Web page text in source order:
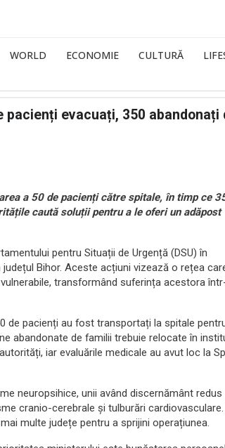
WORLD ECONOMIE CULTURĂ
pacienți evacuați, 350 abandonați
a 50 de pacienți către spitale, în timp ce
caută soluții pentru a le oferi un adăpost
pentru Situații de Urgență (DSU) în
Bihor. Aceste acțiuni vizează o rețea
transformând suferința acestora
de pacienți au fost transportați la spitale
abandonate de familii trebuie relocate în
iar evaluările medicale au avut loc la
neuropsihice, unii având discernământ redus
cranio-cerebrale și tulburări cardiovasculare.
multe județe pentru a sprijini operațiunea.